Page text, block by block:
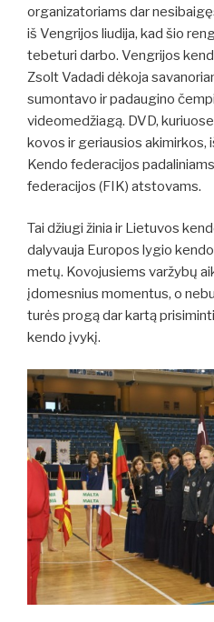
organizatoriams dar
iš Vengrijos liudija, kad šio
tebeturi darbo. Vengrijos
Zsolt Vadadi dėkoja
sumontavo ir padaugino
videomedžiagą. DVD,
kovos ir geriausios akimirkos,
Kendo federacijos
federacijos (FIK) atstovams.
Tai džiugi žinia ir Lietuvos
dalyvauja Europos lygio
metų. Kovojusiems varžybų
įdomesnius momentus, o
turės progą dar kartą
kendo įvykį.